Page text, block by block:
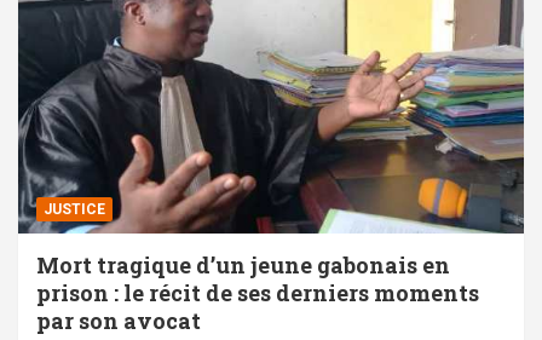
JUSTICE
Mort tragique d’un jeune gabonais en
prison : le récit de ses derniers moments
par son avocat